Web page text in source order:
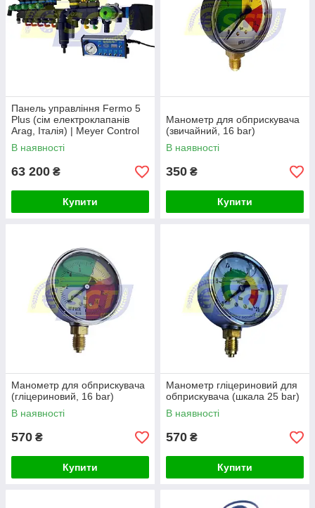
Панель управління Fermo 5
Plus (сім електроклапанів
Arag, Італія) | Meyer Control
Panel 7
В наявності
63 200 ₴
Купити
Манометр для обприскувача
(звичайний, 16 bar)
В наявності
350 ₴
Купити
Манометр для обприскувача
(гліцериновий, 16 bar)
В наявності
570 ₴
Купити
Манометр гліцериновий для
обприскувача (шкала 25 bar)
В наявності
570 ₴
Купити